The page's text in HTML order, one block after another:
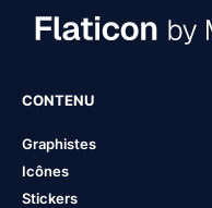
CONTENU
Graphistes
Icônes
Stickers